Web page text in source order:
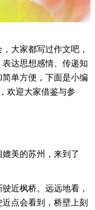
大家都写过作文吧，
达思想感情、传递知
单方便，下面是小编
欢迎大家借鉴与参
美的苏州，来到了
近枫桥。远远地看，
点会看到，桥壁上刻